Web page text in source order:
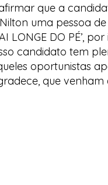
que a
uma pessoa
DO PÉ’, por
candidato tem
oportunistas
que venham